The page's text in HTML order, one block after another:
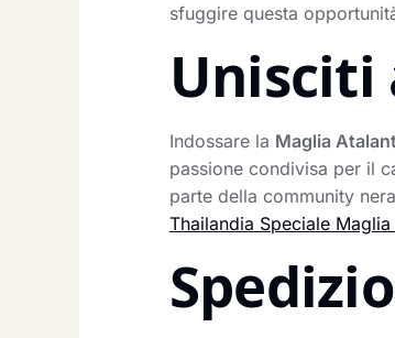
sfuggire questa
Indossare la Maglia
passione condivisa per il
parte della community
Thailandia Speciale